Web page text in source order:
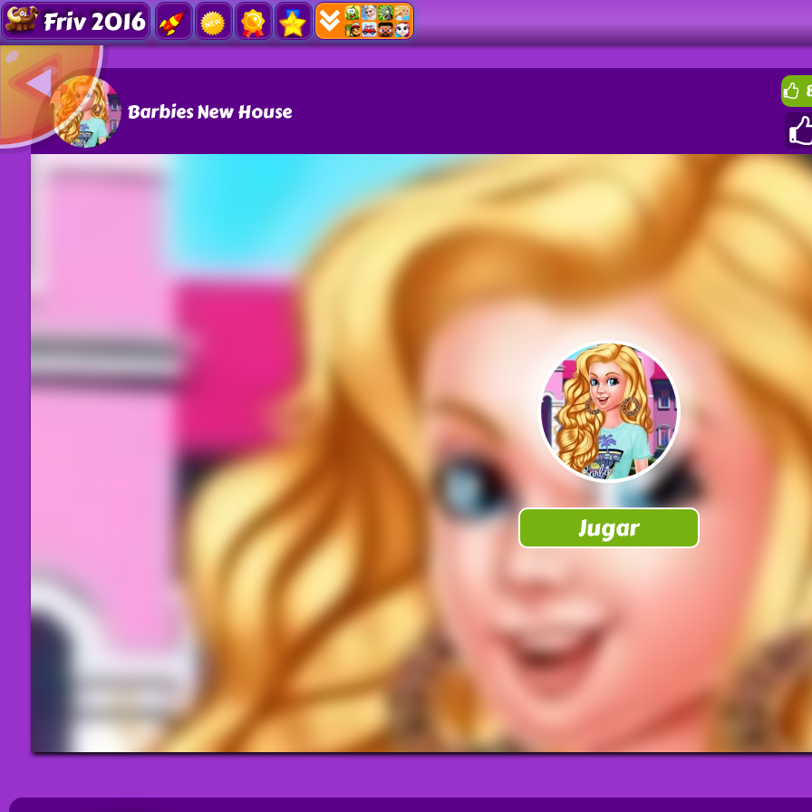
Friv 2016
Barbies New House